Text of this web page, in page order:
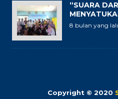
“SUARA
8 bulan yang
Copyright © 2020